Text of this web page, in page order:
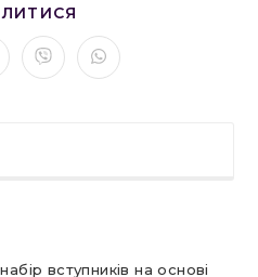
ЦИМ
ВМІСТОМ
Відкрити
в
Відкрити
в
вступників на основі